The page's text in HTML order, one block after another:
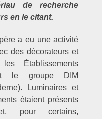
de recherche
en le citant.
a eu une activité
des décorateurs et
Établissements
le groupe DIM
Luminaires et
étaient présents
pour certains,